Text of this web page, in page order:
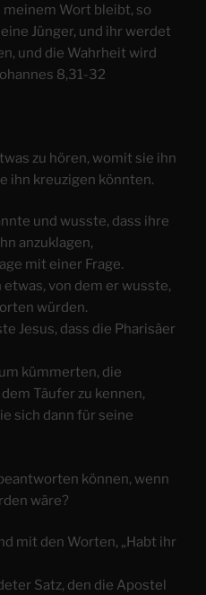
meinem Wort bleibt, so
Jünger, und ihr werdet
und die Wahrheit wird
8,31-32
zu hören, womit sie ihn
ihn kreuzigen könnten.
und wusste, dass ihre
anzuklagen,
mit einer Frage.
von dem er wusste,
würden.
Jesus, dass die Pharisäer
kümmerten, die
Täufer zu kennen,
sich dann für seine
können, wenn
wäre?
mit den Worten, „Habt ihr
Satz, den die Apostel